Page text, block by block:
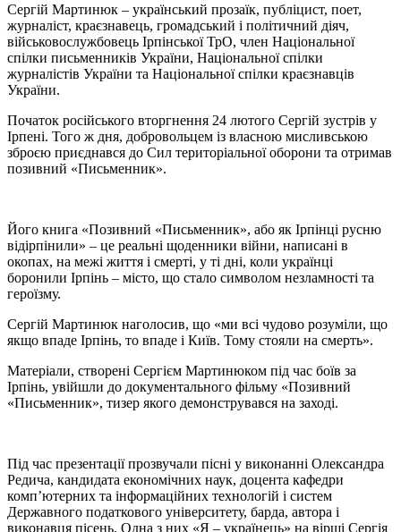
Сергій Мартинюк – український прозаїк, публіцист, поет,
журналіст, краєзнавець, громадський і політичний діяч,
військовослужбовець Ірпінської ТрО, член Національної
спілки письменників України, Національної спілки
журналістів України та Національної спілки краєзнавців
України.
Початок російського вторгнення 24 лютого Сергій зустрів у
Ірпені. Того ж дня, добровольцем із власною мисливською
зброєю приєднався до Сил територіальної оборони та отримав
позивний «Письменник».
Його книга «Позивний «Письменник», або як Ірпінці русню
відірпінили» – це реальні щоденники війни, написані в
окопах, на межі життя і смерті, у ті дні, коли українці
боронили Ірпінь – місто, що стало символом незламності та
героїзму.
Сергій Мартинюк наголосив, що «ми всі чудово розуміли, що
якщо впаде Ірпінь, то впаде і Київ. Тому стояли на смерть».
Матеріали, створені Сергієм Мартинюком під час боїв за
Ірпінь, увійшли до документального фільму «Позивний
«Письменник», тизер якого демонструвався на заході.
Під час презентації прозвучали пісні у виконанні Олександра
Редича, кандидата економічних наук, доцента кафедри
комп’ютерних та інформаційних технологій і систем
Державного податкового університету, барда, автора і
виконавця пісень. Одна з них «Я – українець» на вірші Сергія